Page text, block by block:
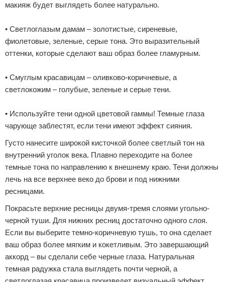
макияж будет выглядеть более натурально.
• Светлоглазым дамам – золотистые, сиреневые,
фиолетовые, зеленые, серые тона. Это выразительный
оттенки, которые сделают ваш образ более гламурным.
• Смуглым красавицам – оливково-коричневые, а
светлокожим – голубые, зеленые и серые тени.
• Используйте тени одной цветовой гаммы! Темные глаза
чарующе заблестят, если тени имеют эффект сияния.
Густо нанесите широкой кисточкой более светлый тон на
внутренний уголок века. Плавно переходите на более
темные тона по направлению к внешнему краю. Тени должны
лечь на все верхнее веко до брови и под нижними
ресницами.
Покрасьте верхние ресницы двумя-тремя слоями угольно-
черной туши. Для нижних ресниц достаточно одного слоя.
Если вы выберите темно-коричневую тушь, то она сделает
ваш образ более мягким и кокетливым. Это завершающий
аккорд – вы сделали себе черные глаза. Натуральная
темная радужка стала выглядеть почти черной, а